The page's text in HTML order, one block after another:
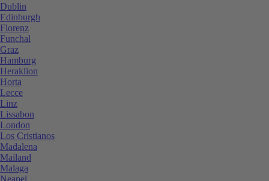
Dublin
Edinburgh
Florenz
Funchal
Graz
Hamburg
Heraklion
Horta
Lecce
Linz
Lissabon
London
Los Cristianos
Madalena
Mailand
Malaga
Neapel